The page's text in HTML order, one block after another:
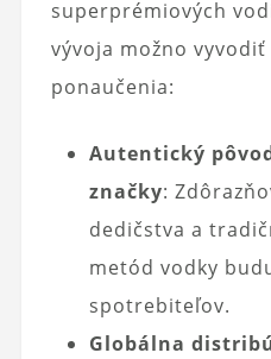
superprémiových
vývoja možno
ponaučenia:
Autentický
značky:
dedičstva a
metód vodky
spotrebiteľov.
Globálna